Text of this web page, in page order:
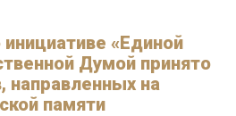
«Единой
Думой принято
направленных на
памяти